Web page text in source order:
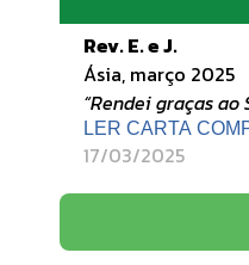
Rev. E. e J.
Ásia, março 2025
“Rendei graças ao
LER CARTA
17/03/2025